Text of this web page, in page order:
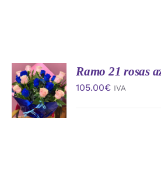
AÑADIR
AL
CARRITO
/
DETALLES
Ramo 21 rosas
105.00€ IVA